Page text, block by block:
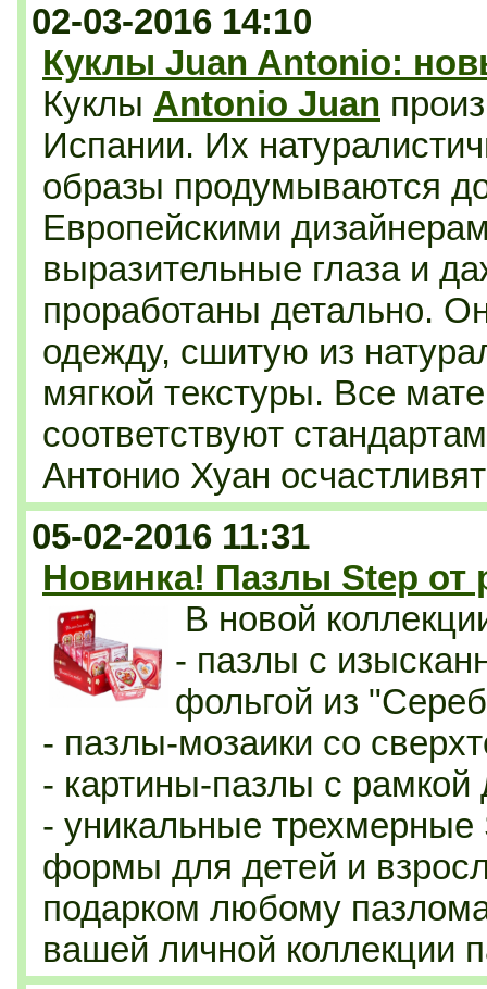
02-03-2016 14:10
Куклы Juan Antonio:
Куклы Antonio Juan
Испании. Их
образы продумываются
Европейскими
выразительные глаза и
проработаны детально.
одежду, сшитую из
мягкой текстуры. Все
соответствуют
Антонио Хуан
05-02-2016 11:31
Новинка! Пазлы Step от
В новой
- пазлы с
фольгой из
- пазлы-мозаики со
- картины-пазлы с
- уникальные
формы для детей и
подарком любому
вашей личной коллекции